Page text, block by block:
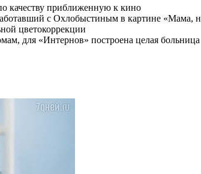
качеству приближенную к кино
с Охлобыстиным в картине «Мама,
цветокоррекции
для «Интернов» построена целая